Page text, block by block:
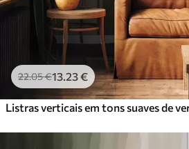
39.00
Peel and Stick
81.6749.00€/m²
22.05€13.23€